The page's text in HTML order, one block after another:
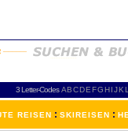
3 Letter-Codes ABCDEFGH IJKL
REISEN : SKIREISEN :